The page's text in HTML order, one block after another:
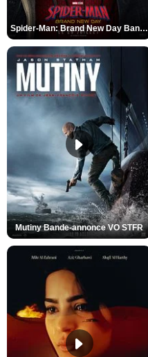
Spider-Man: Brand New Day Bande-annonce VO STFR
Mutiny Bande-annonce VO STFR